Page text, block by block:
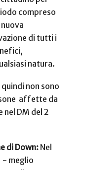
compreso
di tutti i
natura.
non sono
affette da
DM del 2
di Down: Nel
- meglio